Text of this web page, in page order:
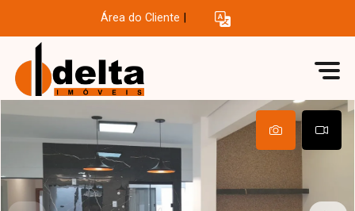
Área do Cliente